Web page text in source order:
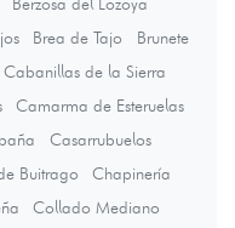
Brea de Tajo
Brunete
Cabanillas de la Sierra
Camarma de Esteruelas
Casarrubuelos
Buitrago
Chapinería
Collado Mediano